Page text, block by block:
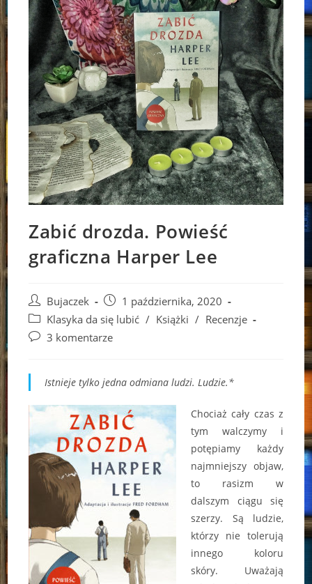
Zabić drozda. Powieść
graficzna Harper Lee
Post
author:
Bujaczek
Post
published:
1 października, 2020
Post
category:
Klasyka da się lubić / Książki / Recenzje
Post3 komentarze
Istnieje tylko jedna odmiana ludzi. Ludzie.*
Chociaż cały czas z
tym walczymy i
potępiamy każdy
najmniejszy objaw,
to rasizm w
dalszym ciągu się
szerzy. Są ludzie,
którzy nie tolerują
innego koloru
skóry. Uważają